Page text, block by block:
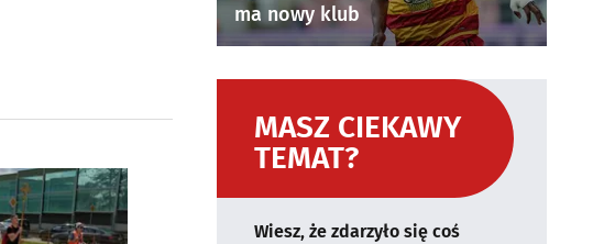
ma nowy klub
MASZ CIEKAWY
TEMAT?
Wiesz, że zdarzyło się coś